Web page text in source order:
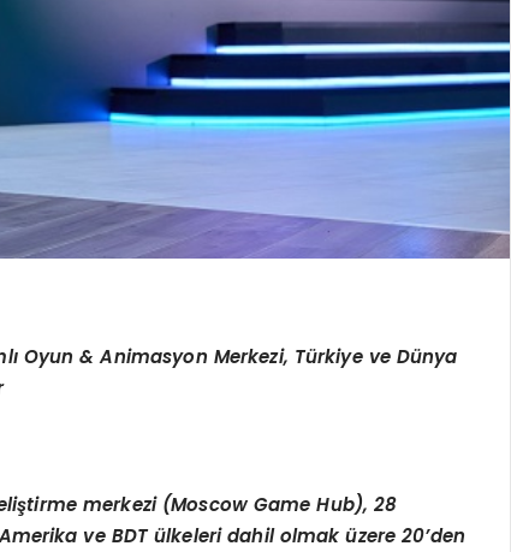
Oyun & Animasyon Merkezi, Türkiye ve Dünya
merkezi (Moscow Game Hub), 28
ve BDT ülkeleri dahil olmak üzere 20’den